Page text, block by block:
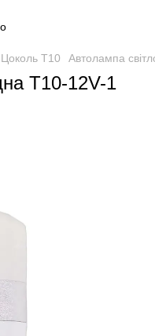
Цоколь Т10 Автолампа
T10-12V-1